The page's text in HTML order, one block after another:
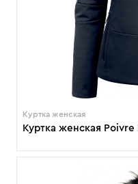
Куртка женская
Куртка женская